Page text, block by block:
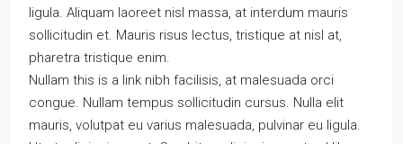
ligula. Aliquam laoreet nisl massa, at interdum mauris
sollicitudin et. Mauris risus lectus, tristique at nisl at,
pharetra tristique enim.
Nullam this is a link nibh facilisis, at malesuada orci
congue. Nullam tempus sollicitudin cursus. Nulla elit
mauris, volutpat eu varius malesuada, pulvinar eu ligula.